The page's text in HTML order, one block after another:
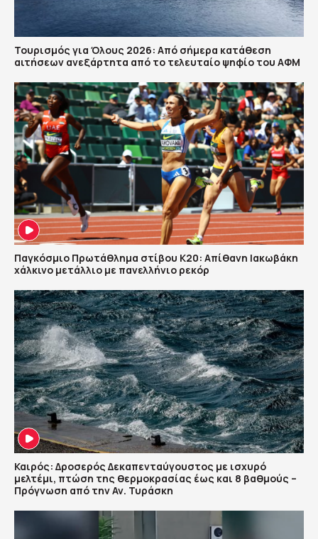
Τουρισμός για Όλους 2026: Από σήμερα κατάθεση
αιτήσεων ανεξάρτητα από το τελευταίο ψηφίο του ΑΦΜ
Παγκόσμιο Πρωτάθλημα στίβου Κ20: Απίθανη Ιακωβάκη
χάλκινο μετάλλιο με πανελλήνιο ρεκόρ
Καιρός: Δροσερός Δεκαπενταύγουστος με ισχυρό
μελτέμι, πτώση της θερμοκρασίας έως και 8 βαθμούς –
Πρόγνωση από την Αν. Τυράσκη